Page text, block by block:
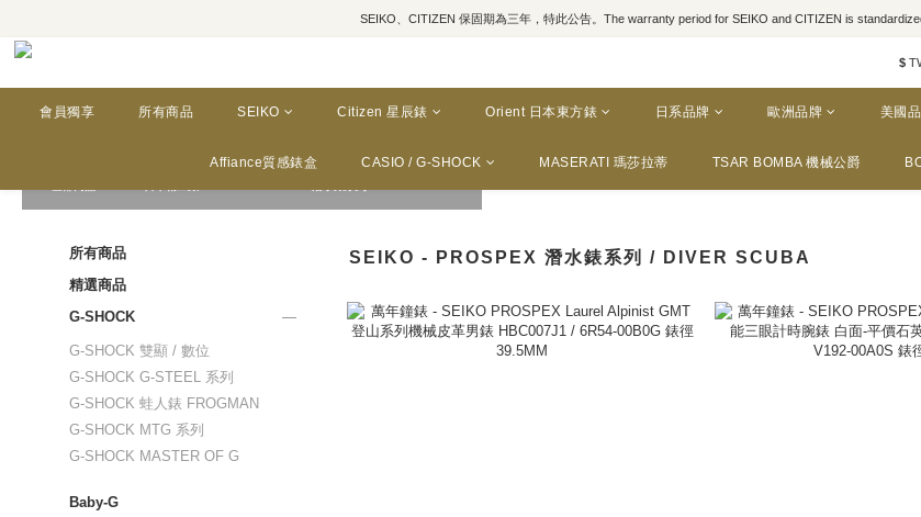
SEIKO、CITIZEN 保固期為三年，特此公告。The warranty period for SEIKO and CITIZEN is
$
會員獨享 所有商品 SEIKO Citizen 星辰錶 Orient 日本東方錶 日系品牌 歐洲品牌 美國
Affiance質感錶盒 CASIO / G-SHOCK MASERATI 瑪莎拉蒂 TSAR BOMBA 機械公爵
所有商品
精選商品
G-SHOCK
G-SHOCK 雙顯 / 數位
G-SHOCK G-STEEL 系列
G-SHOCK 蛙人錶 FROGMAN
G-SHOCK MTG 系列
G-SHOCK MASTER OF G
Baby-G
SEIKO - PROSPEX 潛水錶系列 / DIVER SCUBA